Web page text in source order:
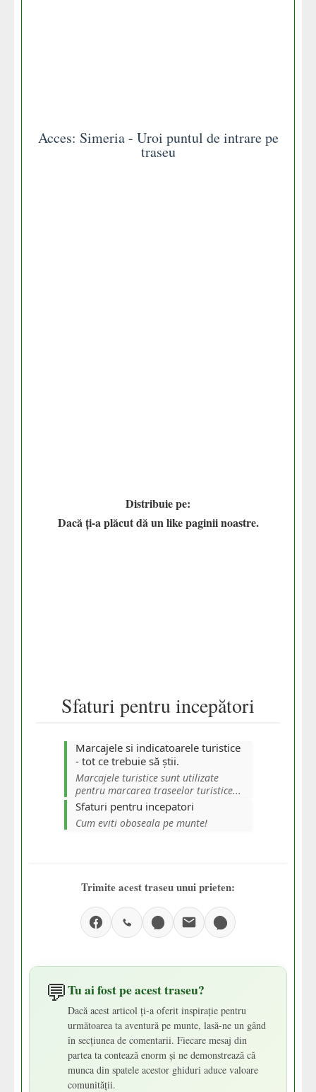
Acces: Simeria - Uroi puntul de intrare pe
traseu
Distribuie pe:
Dacă ți-a plăcut dă un like paginii noastre.
Sfaturi pentru incepători
Marcajele si indicatoarele turistice
- tot ce trebuie să știi.
Marcajele turistice sunt utilizate
pentru marcarea traseelor turistice...
Sfaturi pentru incepatori
Cum eviti oboseala pe munte!
Trimite acest traseu unui prieten:
💬Tu ai fost pe acest traseu?
Dacă acest articol ți-a oferit inspirație pentru
următoarea ta aventură pe munte, lasă-ne un gând
în secțiunea de comentarii. Fiecare mesaj din
partea ta contează enorm și ne demonstrează că
munca din spatele acestor ghiduri aduce valoare
comunității.